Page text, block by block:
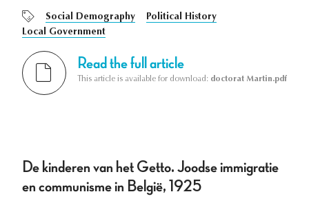
Social Demography
Political History
Local Government
Read the full article
This article is available for download: doctorat Martin.pdf
De kinderen van het Getto. Joodse immigratie
en communisme in België, 1925